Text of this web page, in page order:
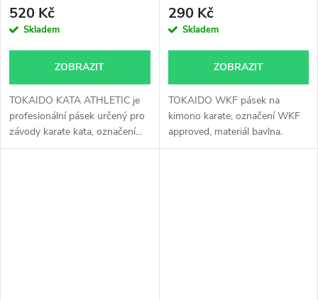
520 Kč
Skladem
ZOBRAZIT
TOKAIDO KATA ATHLETIC je
profesionální pásek určený pro
závody karate kata, označení...
290 Kč
Skladem
ZOBRAZIT
TOKAIDO WKF pásek na
kimono karate, označení WKF
approved, materiál bavlna.
Délky 245 -...